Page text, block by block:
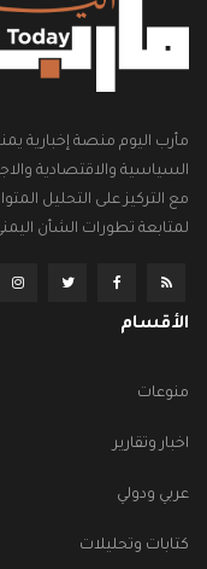
مأرب اليوم منصة إخبارية
السياسية والاقتصادية
مع التركيز على التحليل
لمتابعة تطورات الشأن
الأقسام
منوعات
اخبار وتقارير
عربي ودولي
كتابات وتحليلات